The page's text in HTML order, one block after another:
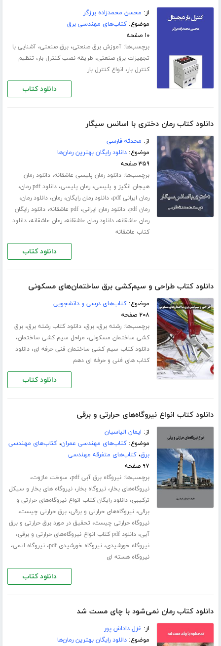
از: محسن محمدزاده برزگر
موضوع:کتاب‌های مهندسی برق
۱۰ صفحه
برچسب‌ها:آموزش برق صنعتی،برق صنعتی،آشنایی با
تجهیزات برق صنعتی، طریقه نصب کنترل بار، تنظیم
کنترل بار، انواع کنترل بار
دانلود کتاب
دانلود کتاب رمان دختری با اسانس سیگار
از: محدثه فارسی
موضوع:دانلود رایگان بهترین رمان‌ها
۳۵۹ صفحه
برچسب‌ها:دانلود رمان پلیسی عاشقانه،دانلود رمان
هیجان انگیز و پلیسی،رمان پلیسی،دانلود pdf رمان ،
رمان ایرانی pdf ،دانلود رمان رایگان،رمان،دانلود رمان،
رمان pdf ،دانلود رمان ایرانی،pdf عاشقانه ،دانلود رایگان
رمان عاشقانه،دانلود رمان عاشقانه،رمان عاشقانه،دانلود
کتاب عاشقانه
دانلود کتاب
دانلود کتاب طراحی و سیم‌کشی برق ساختمان‌های مسکونی
موضوع:کتاب‌های درسی و دانشجویی
۲۰۸ صفحه
برچسب‌ها:رشته برق،برق،دانلود کتاب رشته برق،برق
کشی ساختمان مسکونی، مراحل سیم کشی ساختمان،
دانلود کتاب سیم کشی ساختمان فنی حرفه ای،دانلود
کتاب های فنی و حرفه ای دهم
دانلود کتاب
دانلود کتاب انواع نیروگاه‌های حرارتی و برقی
از: ایمان الیاسیان
موضوع:کتاب‌های مهندسی عمران،کتاب‌های مهندسی
برق،کتاب‌های متفرقه مهندسی
۹۷ صفحه
برچسب‌ها:نیروگاه برق آبی pdf ، سوخت مازوت،
نیروگاه‌های بخار،نیروگاه بخار،نیروگاه های بخار و سیکل
ترکیبی،دانلود رایگان کتاب انواع نیروگاه‌های حرارتی و
برقی،نیروگاه‌های حرارتی و برقی،برق حرارتی چیست،
نیروگاه حرارتی چیست، تحقیق در مورد برق حرارتی و برق
آبی،دانلود pdf کتاب انواع نیروگاه‌های حرارتی و برقی ،
نیروگاه خورشیدی،نیروگاه خورشیدی pdf ،نیروگاه اتمی،
نیروگاه هسته ای
دانلود کتاب
دانلود کتاب رمان نمی‌شود با چای مست شد
از: غزل داداش پور
موضوع:دانلود رایگان بهترین رمان‌ها